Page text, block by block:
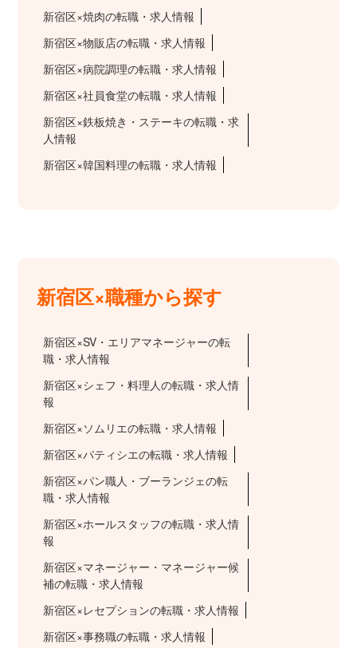
新宿区×焼肉の転職・求人情報
新宿区×物販店の転職・求人情報
新宿区×病院調理の転職・求人情報
新宿区×社員食堂の転職・求人情報
新宿区×鉄板焼き・ステーキの転職・求
人情報
新宿区×韓国料理の転職・求人情報
新宿区×職種から探す
新宿区×SV・エリアマネージャーの転
職・求人情報
新宿区×シェフ・料理人の転職・求人情
報
新宿区×ソムリエの転職・求人情報
新宿区×パティシエの転職・求人情報
新宿区×パン職人・ブーランジェの転
職・求人情報
新宿区×ホールスタッフの転職・求人情
報
新宿区×マネージャー・マネージャー候
補の転職・求人情報
新宿区×レセプションの転職・求人情報
新宿区×事務職の転職・求人情報